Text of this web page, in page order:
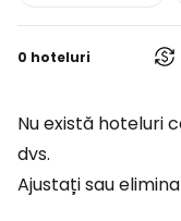
0 hoteluri
Nu există hoteluri
dvs.
Ajustați sau